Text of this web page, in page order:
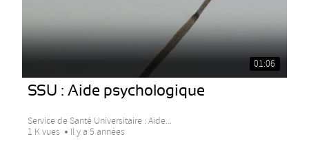
01:06
SSU : Aide psychologique
Service de Santé Universitaire : Aide...
1 K vues
Il y a 5 années